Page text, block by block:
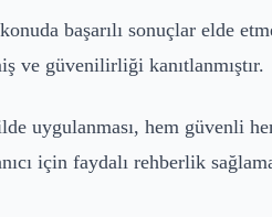
başarılı sonuçlar elde
ve güvenilirliği kanıtlanmıştır.
uygulanması, hem güvenli
için faydalı rehberlik